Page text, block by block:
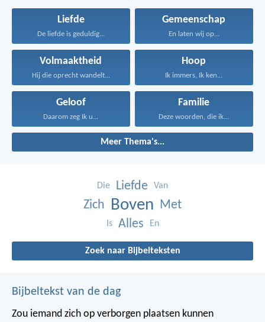
Liefde
De liefde is geduldig...
Gemeenschap
En laten wij op...
Volmaaktheid
Hij die oprecht wandelt...
Hoop
Ik immers, Ik ken...
Geloof
Daarom zeg Ik u...
Familie
Deze woorden, die ik...
Meer Thema's...
Die Liefde Van
Zich Boven Met
Is Alles En
Zoek naar Bijbelteksten
Bijbeltekst van de dag
Zou iemand zich op verborgen plaatsen kunnen